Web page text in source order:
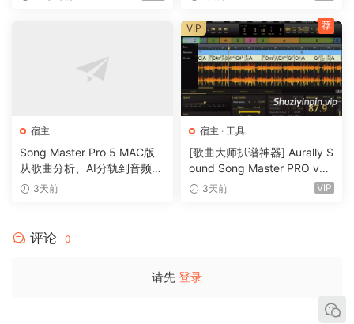
宿主
Song Master Pro 5 MAC版
从歌曲分析、AI分轨到音频转
MIDI的一体化音乐工具
3天前
宿主 · 工具
[歌曲大师扒谱神器] Aurally S
ound Song Master PRO v5.
0.02 [WiN]（355MB）
3天前 VIP
VIP 荐
评论 0
请先 登录